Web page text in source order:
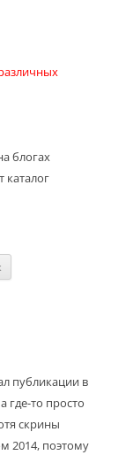
блогах
каталог
публикации в
где-то просто
скрины
2014, поэтому